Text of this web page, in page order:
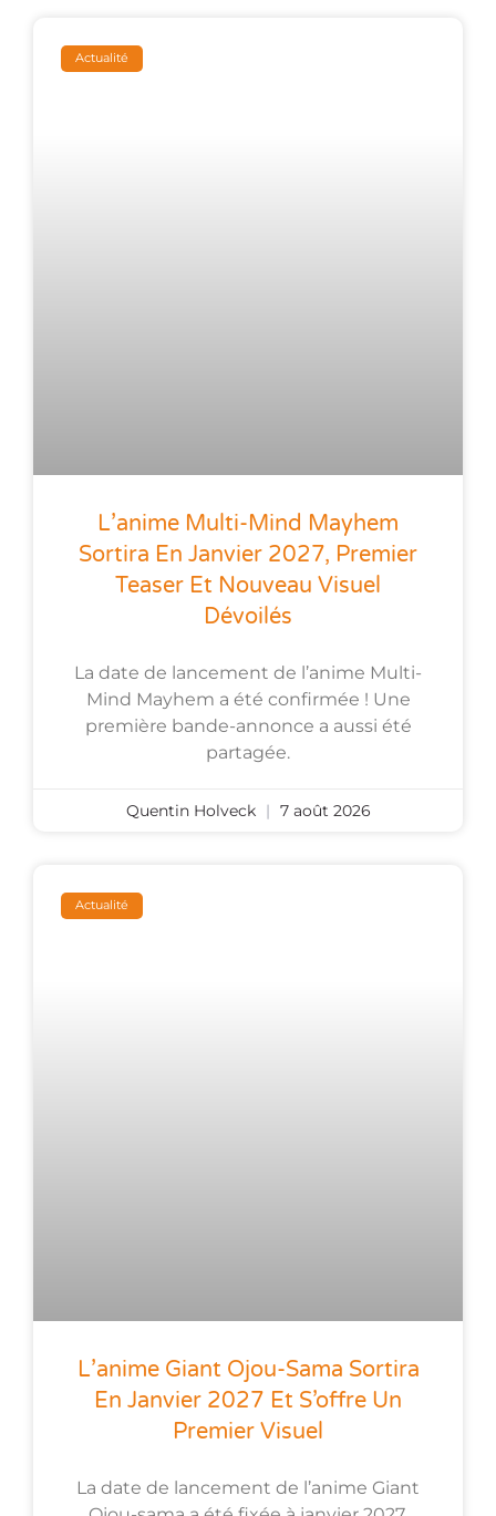
Actualité
L’anime Multi-Mind Mayhem
Sortira En Janvier 2027, Premier
Teaser Et Nouveau Visuel
Dévoilés
La date de lancement de l’anime Multi-
Mind Mayhem a été confirmée ! Une
première bande-annonce a aussi été
partagée.
Quentin Holveck 7 août 2026
Actualité
L’anime Giant Ojou-Sama Sortira
En Janvier 2027 Et S’offre Un
Premier Visuel
La date de lancement de l’anime Giant